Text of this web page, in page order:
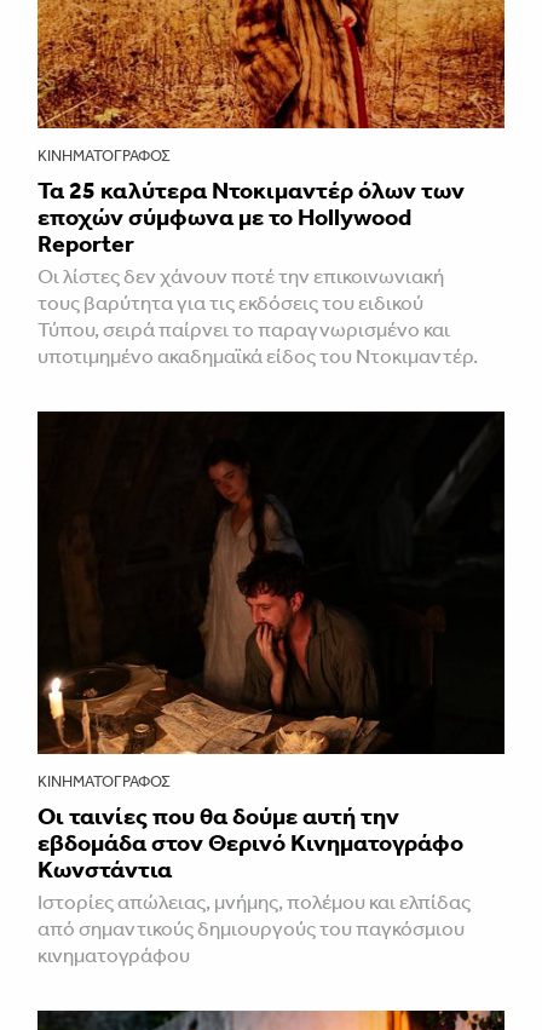
ΚΙΝΗΜΑΤΟΓΡΆΦΟΣ
Τα 25 καλύτερα Ντοκιμαντέρ όλων των
εποχών σύμφωνα με το Hollywood
Reporter
Οι λίστες δεν χάνουν ποτέ την επικοινωνιακή
τους βαρύτητα για τις εκδόσεις του ειδικού
Τύπου, σειρά παίρνει το παραγνωρισμένο και
υποτιμημένο ακαδημαϊκά είδος του Ντοκιμαντέρ.
ΚΙΝΗΜΑΤΟΓΡΆΦΟΣ
Οι ταινίες που θα δούμε αυτή την
εβδομάδα στον Θερινό Κινηματογράφο
Κωνστάντια
Ιστορίες απώλειας, μνήμης, πολέμου και ελπίδας
από σημαντικούς δημιουργούς του παγκόσμιου
κινηματογράφου